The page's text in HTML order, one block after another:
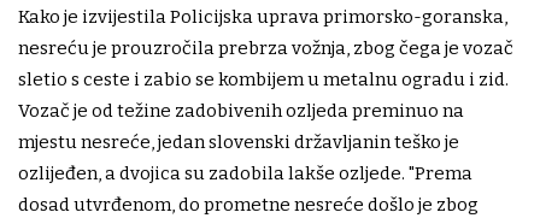
Kako je izvijestila Policijska uprava primorsko-goranska,
nesreću je prouzročila prebrza vožnja, zbog čega je vozač
sletio s ceste i zabio se kombijem u metalnu ogradu i zid.
Vozač je od težine zadobivenih ozljeda preminuo na
mjestu nesreće, jedan slovenski državljanin teško je
ozlijeđen, a dvojica su zadobila lakše ozljede. "Prema
dosad utvrđenom, do prometne nesreće došlo je zbog